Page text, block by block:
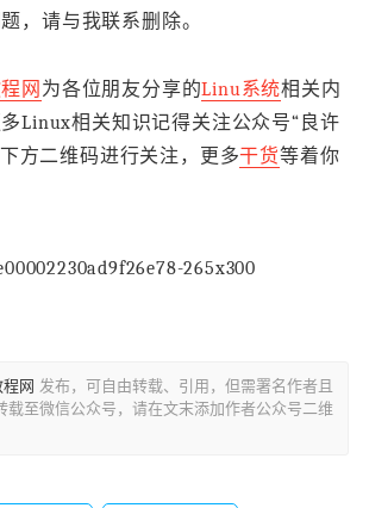
，请与我联系删除。
网 为各位朋友分享的Linu系统相关内
Linux相关知识记得关注公众号“良许
方二维码进行关注，更多干货等着你
网 发布，可自由转载、引用，但需署名作者且
载至微信公众号，请在文末添加作者公众号二维